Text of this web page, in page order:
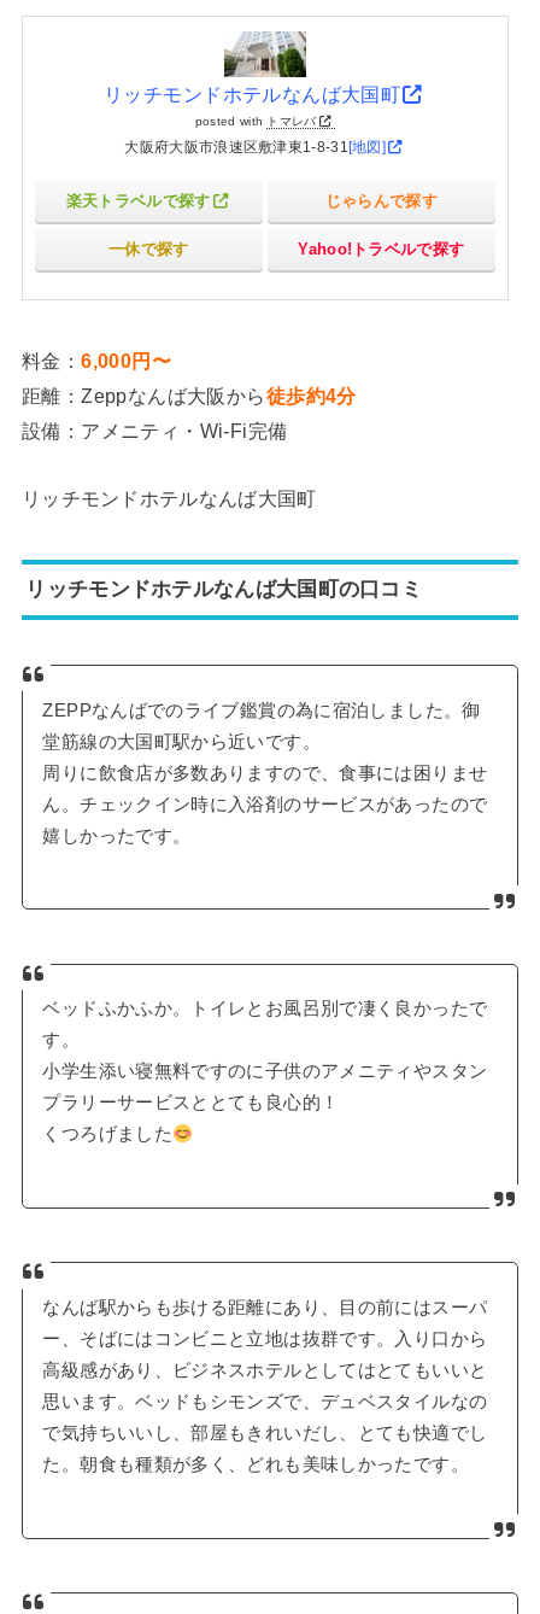
リッチモンドホテルなんば大国町
posted with トマレバ
大阪府大阪市浪速区敷津東1-8-31 [地図]
楽天トラベルで探す じゃらんで探す
一休で探す Yahoo!トラベルで探す
料金：6,000円〜
距離：Zeppなんば大阪から徒歩約4分
設備：アメニティ・Wi-Fi完備
リッチモンドホテルなんば大国町
リッチモンドホテルなんば大国町の口コミ
ZEPPなんばでのライブ鑑賞の為に宿泊しました。御
堂筋線の大国町駅から近いです。
周りに飲食店が多数ありますので、食事には困りませ
ん。チェックイン時に入浴剤のサービスがあったので
嬉しかったです。
ベッドふかふか。トイレとお風呂別で凄く良かったで
す。
小学生添い寝無料ですのに子供のアメニティやスタン
プラリーサービスととても良心的！
くつろげました
なんば駅からも歩ける距離にあり、目の前にはスーパ
ー、そばにはコンビニと立地は抜群です。入り口から
高級感があり、ビジネスホテルとしてはとてもいいと
思います。ベッドもシモンズで、デュベスタイルなの
で気持ちいいし、部屋もきれいだし、とても快適でし
た。朝食も種類が多く、どれも美味しかったです。